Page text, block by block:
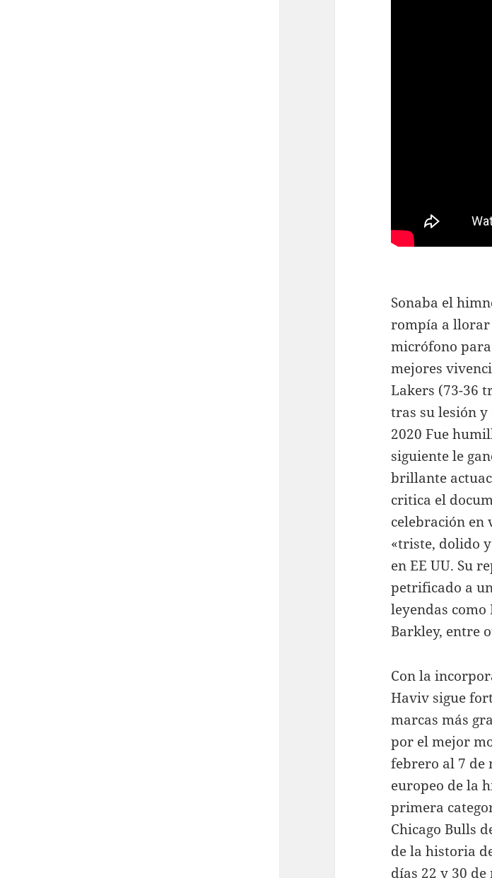
Sonaba el
rompía a llorar
micrófono
mejores
Lakers (73-36
tras su lesión
2020 Fue
siguiente le
brillante
critica el
celebración en
«triste, dolido
en EE UU. Su
petrificado a
leyendas como
Barkley, entre
Con la
Haviv sigue
marcas más
por el mejor
febrero al 7 de
europeo de la
primera
Chicago Bulls
de la historia
días 22 y 30